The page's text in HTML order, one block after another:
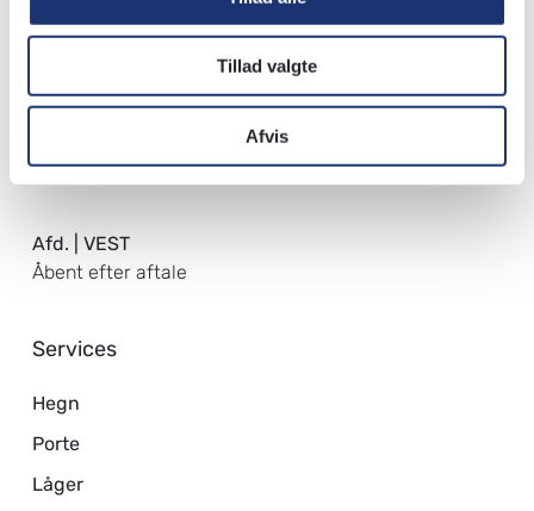
Tillad valgte
Afvis
Forudbestilte varer kan
Ud- og indlevering af varer lukker:
Mandag-torsdag kl. 14.30
Fredag kl. 14.00
Afd. | VEST
Åbent efter aftale
Services
Hegn
Porte
Låger